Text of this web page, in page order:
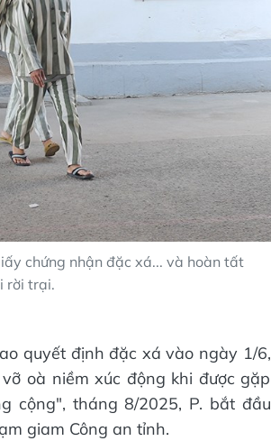
chứng nhận đặc xá... và hoàn tất
rời trại.
quyết định đặc xá vào ngày 1/6,
oà niềm xúc động khi được gặp
cộng", tháng 8/2025, P. bắt đầu
giam Công an tỉnh.